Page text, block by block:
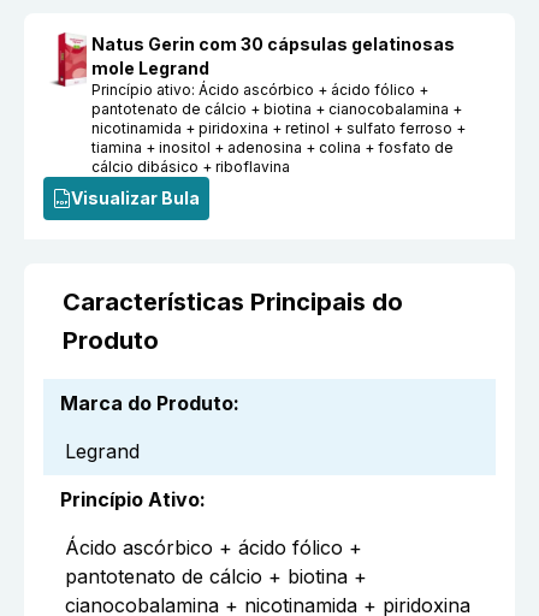
Natus Gerin com 30 cápsulas gelatinosas
mole Legrand
Princípio ativo:Ácido ascórbico + ácido fólico +
pantotenato de cálcio + biotina + cianocobalamina +
nicotinamida + piridoxina + retinol + sulfato ferroso +
tiamina + inositol + adenosina + colina + fosfato de
cálcio dibásico + riboflavina
Visualizar Bula
Características Principais do
Produto
Marca do Produto:
Legrand
Princípio Ativo:
Ácido ascórbico + ácido fólico +
pantotenato de cálcio + biotina +
cianocobalamina + nicotinamida + piridoxina